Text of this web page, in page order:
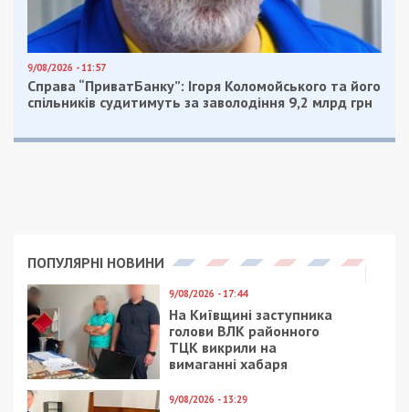
11 травня 2026 року підозрювана отримала всю
суму хабаря. Того ж дня вона передала жінці
постанову про скасування обмеження на виїзд за
кордон та виключення чоловіка з реєстру
боржників на підставі нібито повної відсутності
заборгованості.
Одразу після цього посадовицю затримали в
Підозра та перевірка колег
правоохоронцями
Прокурори Івано-Франківської обласної
прокуратури повідомили затриманій про підозру
за ч. 3 ст. 369-2 КК України (одержання
неправомірної вигоди за вплив на прийняття
рішення особою, уповноваженою на виконання